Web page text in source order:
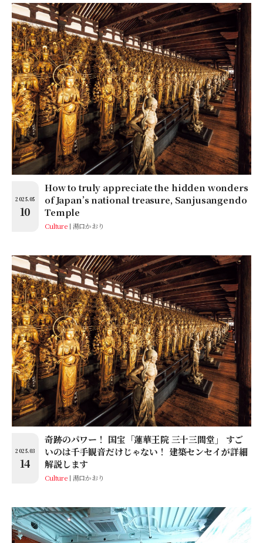
2025.05
10
How to truly appreciate the hidden wonders
of Japan’s national treasure, Sanjusangendo
Temple
Culture 湯口かおり
2025.03
14
奇跡のパワー！ 国宝「蓮華王院 三十三間堂」 すご
いのは千手観音だけじゃない！ 建築センセイが詳細
解説します
Culture 湯口かおり